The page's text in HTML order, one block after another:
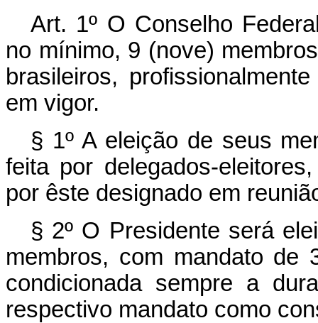
Art. 1º O Conselho
no mínimo, 9 (nove)
brasileiros,
em vigor.
§ 1º A eleição de seus
feita por delegados-
por êste designado em
§ 2º O Presidente será
membros, com mandato de
condicionada sempre a
respectivo mandato como